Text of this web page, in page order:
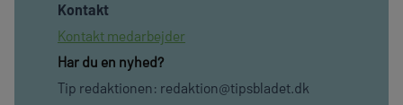
Kontakt
Kontakt medarbejder
Har du en nyhed?
Tip redaktionen: redaktion@tipsbladet.dk